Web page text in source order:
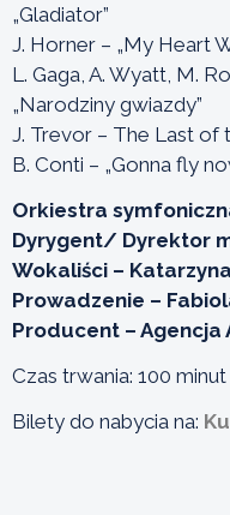
„Gladiator”
J. Horner – „My Heart
L. Gaga, A. Wyatt, M.
„Narodziny gwiazdy”
J. Trevor – The Last of
B. Conti – „Gonna fly
Orkiestra
Dyrygent/ Dyrektor
Wokaliści –
Prowadzenie –
Producent –
Czas trwania: 100 minut
Bilety do nabycia na: